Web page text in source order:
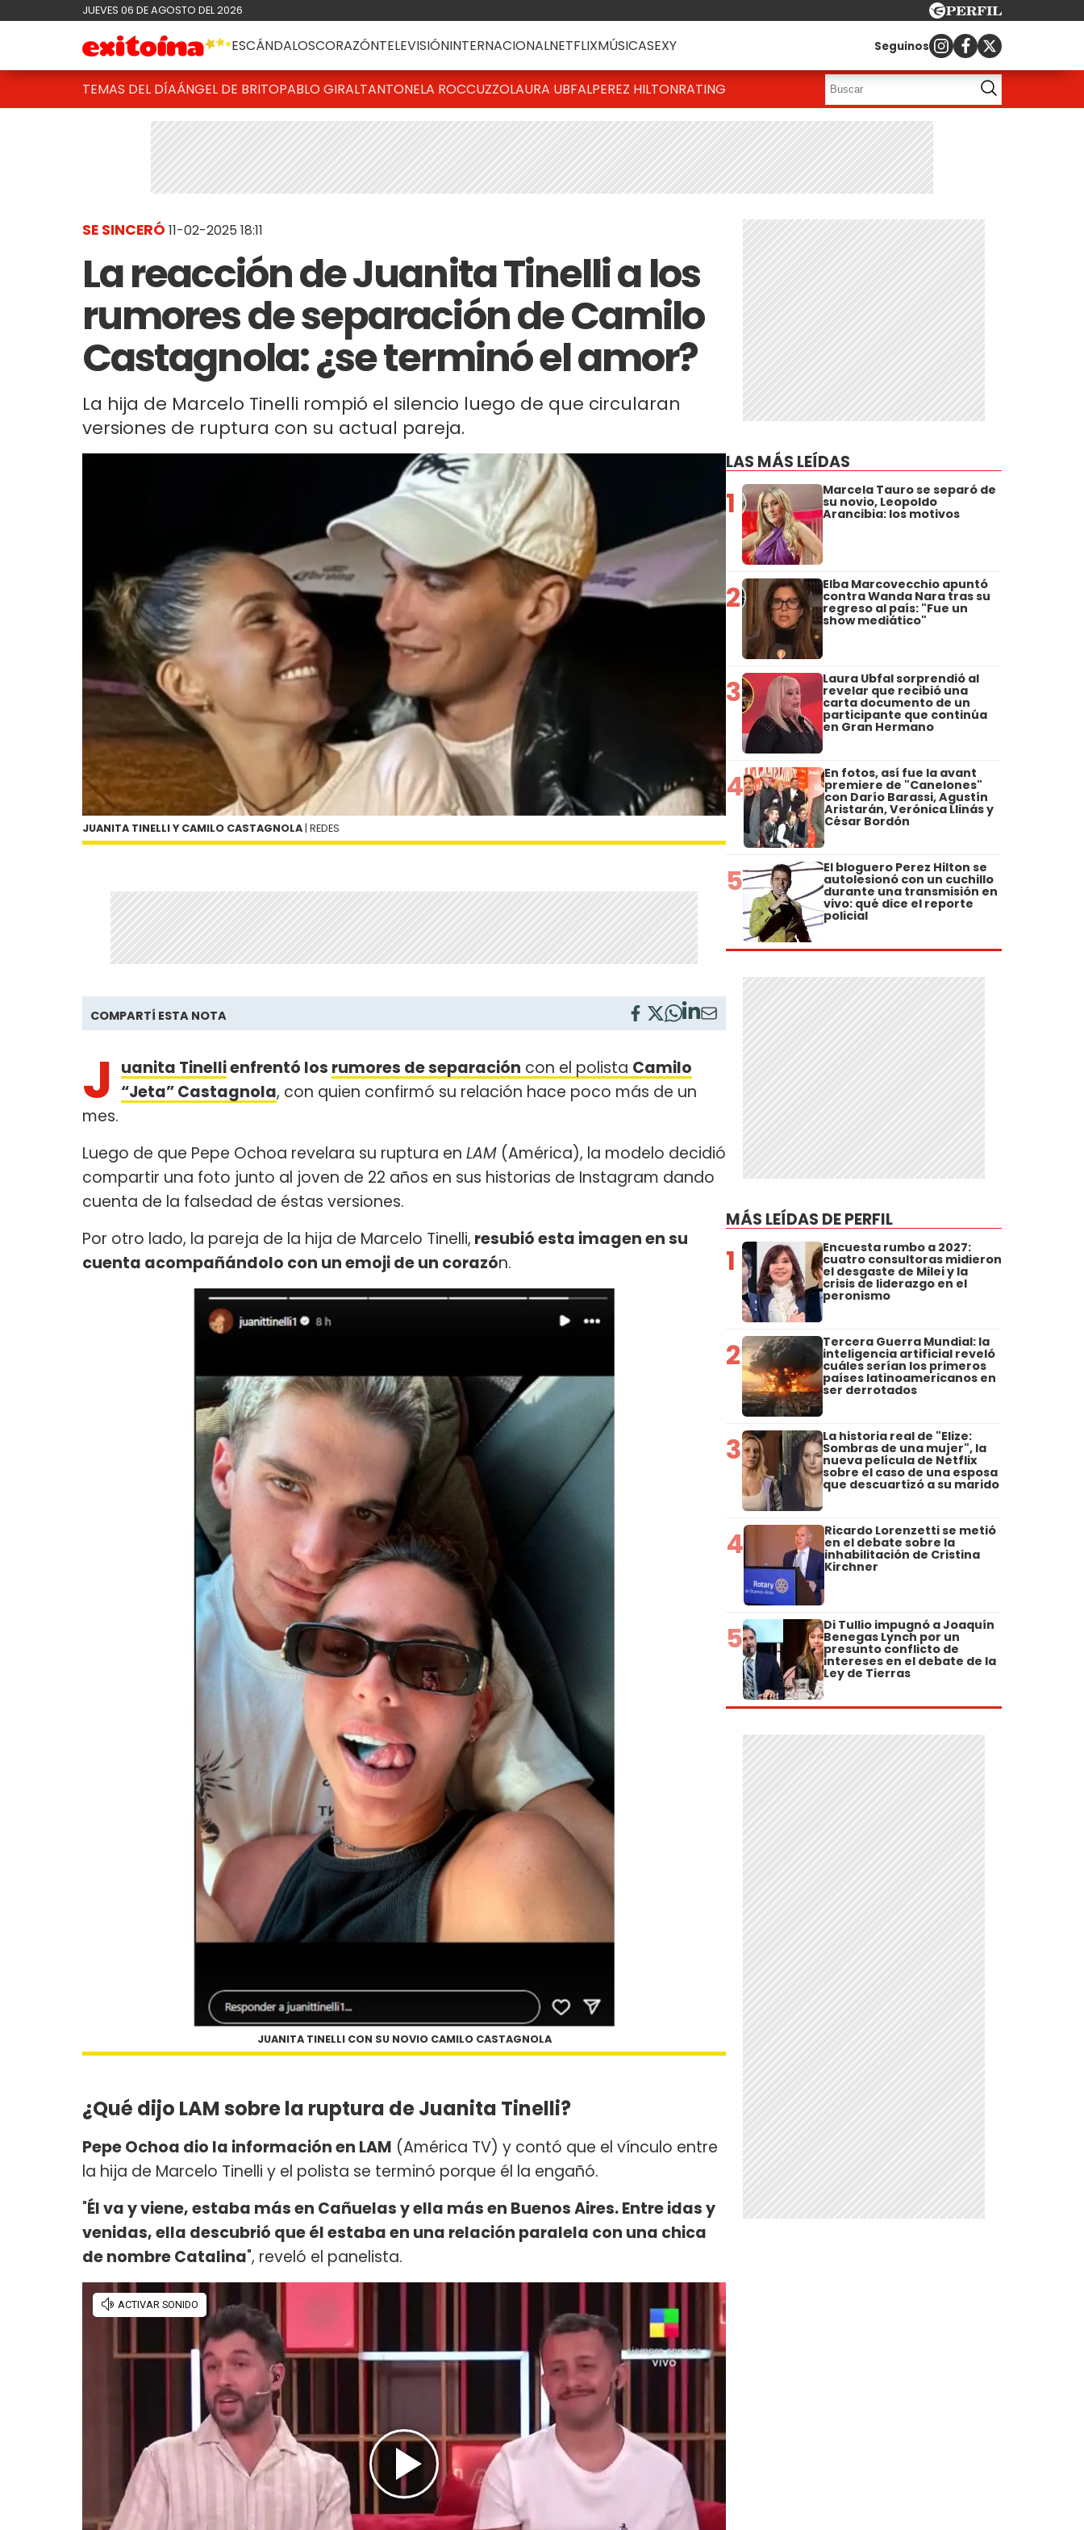
JUEVES 06 DE AGOSTO DEL 2026
ESCÁNDALOSCORAZÓNTELEVISIÓNINTERNACIONALNETFLIXMÚSICASEXY Seguinos
TEMAS DEL DÍAÁNGEL DE BRITOPABLO GIRALTANTONELA ROCCUZZOLAURA UBFALPEREZ HILTONRATING
SE SINCERÓ 11-02-2025 18:11
La reacción de Juanita Tinelli a los
rumores de separación de Camilo
Castagnola: ¿se terminó el amor?
La hija de Marcelo Tinelli rompió el silencio luego de que circularan
versiones de ruptura con su actual pareja.
JUANITA TINELLI Y CAMILO CASTAGNOLA | REDES
COMPARTÍ ESTA NOTA
J uanita Tinellienfrentó los rumores de separación con el polista Camilo
“Jeta” Castagnola, con quien confirmó su relación hace poco más de un
mes.
Luego de que Pepe Ochoa revelara su ruptura en LAM (América), la modelo decidió
compartir una foto junto al joven de 22 años en sus historias de Instagram dando
cuenta de la falsedad de éstas versiones.
Por otro lado, la pareja de la hija de Marcelo Tinelli, resubió esta imagen en su
cuenta acompañándolo con un emoji de un corazón.
JUANITA TINELLI CON SU NOVIO CAMILO CASTAGNOLA
¿Qué dijo LAM sobre la ruptura de Juanita Tinelli?
Pepe Ochoa dio la información en LAM (América TV) y contó que el vínculo entre
la hija de Marcelo Tinelli y el polista se terminó porque él la engañó.
"Él va y viene, estaba más en Cañuelas y ella más en Buenos Aires. Entre idas y
venidas, ella descubrió que él estaba en una relación paralela con una chica
de nombre Catalina", reveló el panelista.
LAS MÁS LEÍDAS
1 Marcela Tauro se separó de
su novio, Leopoldo
Arancibia: los motivos
2 Elba Marcovecchio apuntó
contra Wanda Nara tras su
regreso al país: "Fue un
show mediático"
3 Laura Ubfal sorprendió al
revelar que recibió una
carta documento de un
participante que continúa
en Gran Hermano
4 En fotos, así fue la avant
premiere de "Canelones"
con Darío Barassi, Agustín
Aristarán, Verónica Llinás y
César Bordón
5 El bloguero Perez Hilton se
autolesionó con un cuchillo
durante una transmisión en
vivo: qué dice el reporte
policial
MÁS LEÍDAS DE PERFIL
1 Encuesta rumbo a 2027:
cuatro consultoras midieron
el desgaste de Milei y la
crisis de liderazgo en el
peronismo
2 Tercera Guerra Mundial: la
inteligencia artificial reveló
cuáles serían los primeros
países latinoamericanos en
ser derrotados
3 La historia real de "Elize:
Sombras de una mujer", la
nueva película de Netflix
sobre el caso de una esposa
que descuartizó a su marido
4 Ricardo Lorenzetti se metió
en el debate sobre la
inhabilitación de Cristina
Kirchner
5 Di Tullio impugnó a Joaquín
Benegas Lynch por un
presunto conflicto de
intereses en el debate de la
Ley de Tierras